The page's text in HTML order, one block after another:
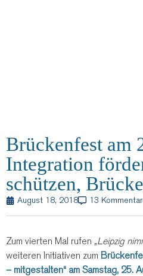
Brückenfest am
Integration
schützen,
August 18, 2018 13
Zum vierten Mal rufen „Leipzig
weiteren Initiativen zum
– mitgestalten“ am Samstag, 25.